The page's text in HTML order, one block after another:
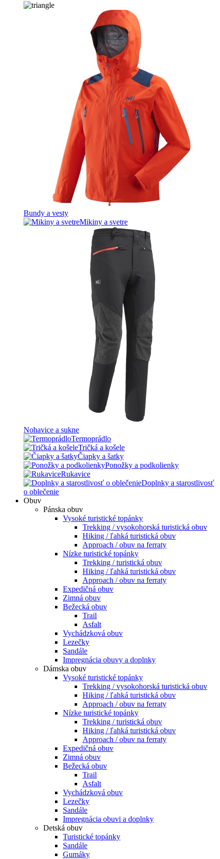
Bundy a vesty
Mikiny a svetre
Nohavice a sukne
Termoprádlo
Tričká a košele
Čiapky a šatky
Ponožky a podkolienky
Rukavice
Doplnky a starostlivosť
o oblečenie
Obuv
Pánska obuv
Vysoké turistické topánky
Trekking / vysokohorská turistická obuv
Hiking / ľahká turistická obuv
Approach / obuv na ferraty
Nízke turistické topánky
Trekking / turistická obuv
Hiking / ľahká turistická obuv
Approach / obuv na ferraty
Expedičná obuv
Zimná obuv
Bežecká obuv
Trail
Asfalt
Vychádzková obuv
Lezečky
Sandále
Impregnácia obuvy a doplnky
Dámska obuv
Vysoké turistické topánky
Trekking / vysokohorská turistická obuv
Hiking / ľahká turistická obuv
Approach / obuv na ferraty
Nízke turistické topánky
Trekking / turistická obuv
Hiking / ľahká turistická obuv
Approach / obuv na ferraty
Expedičná obuv
Zimná obuv
Bežecká obuv
Trail
Asfalt
Vychádzková obuv
Lezečky
Sandále
Impregnácia obuvi a doplnky
Detská obuv
Turistické topánky
Sandále
Gumáky